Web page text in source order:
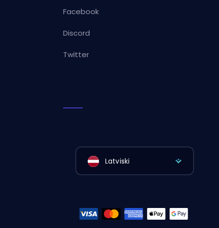
Facebook
Discord
Twitter
Latviski